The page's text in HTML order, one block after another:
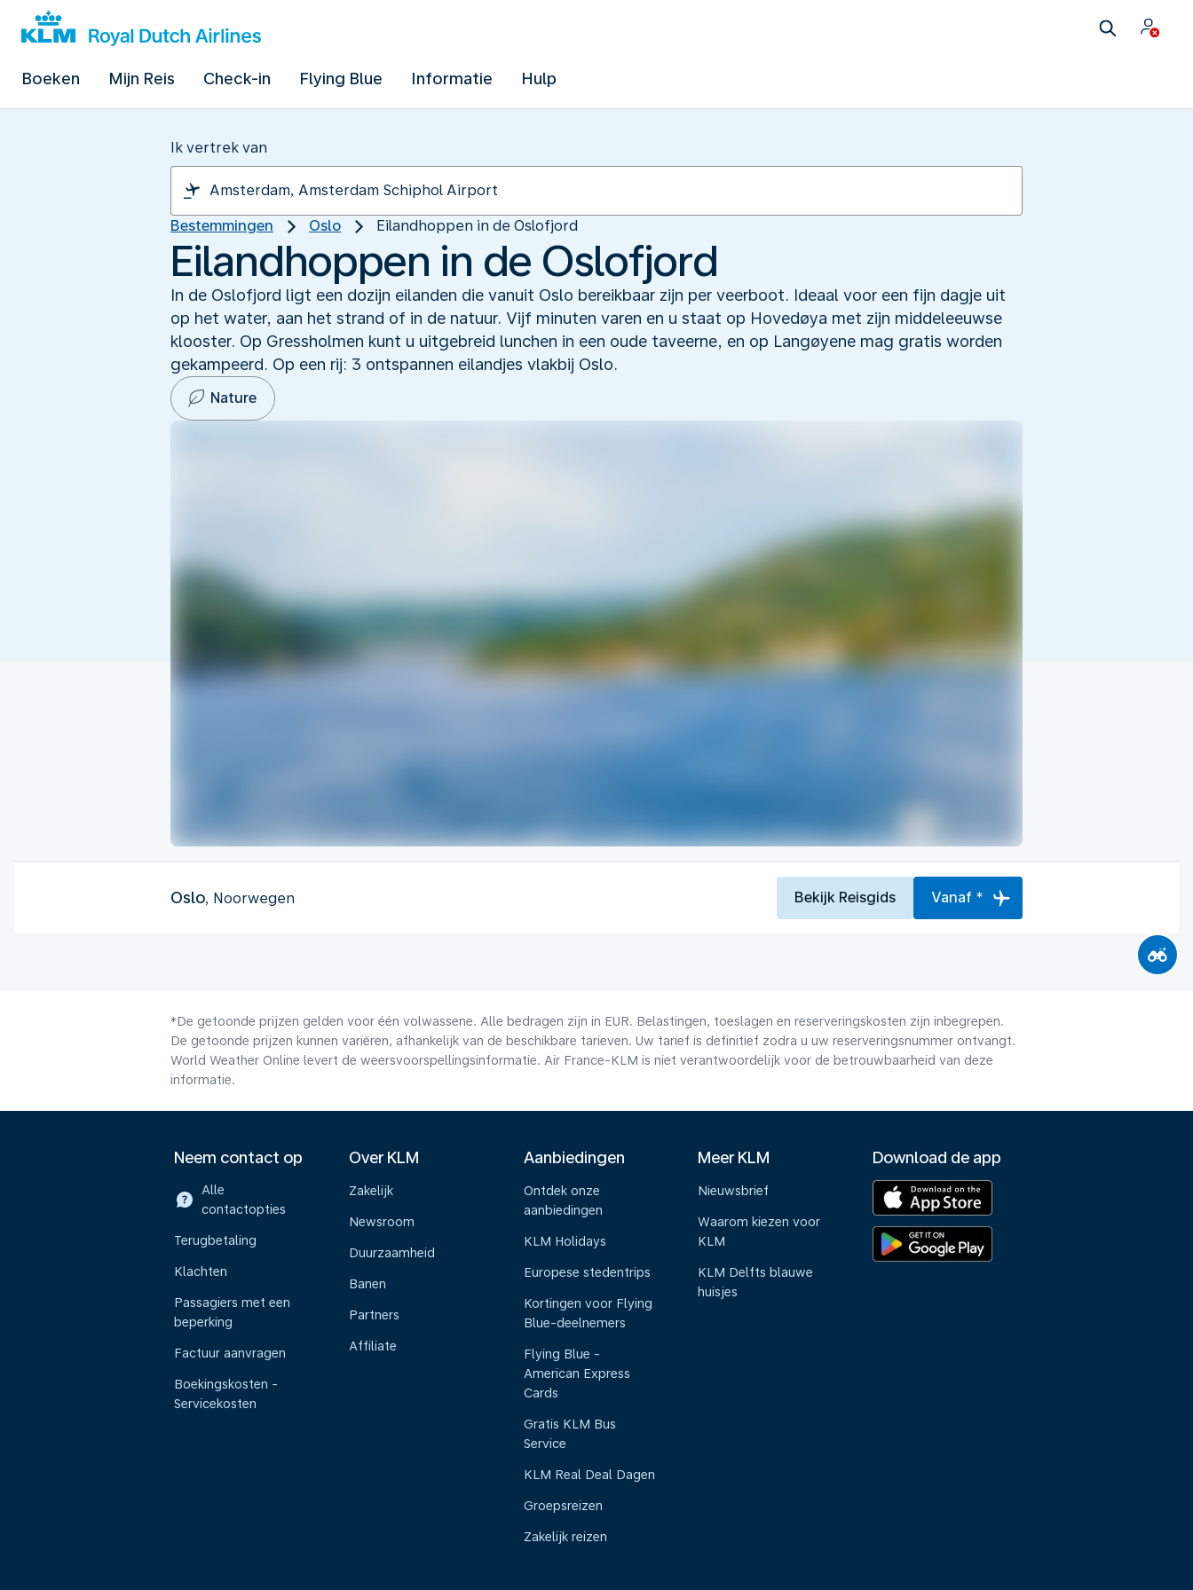
Boeken Mijn Reis Check-in Flying Blue Informatie Hulp
Ik vertrek van
Bestemmingen Oslo Eilandhoppen in de Oslofjord
Eilandhoppen in de Oslofjord
In de Oslofjord ligt een dozijn eilanden die vanuit Oslo bereikbaar zijn per veerboot. Ideaal voor een fijn dagje uit
op het water, aan het strand of in de natuur. Vijf minuten varen en u staat op Hovedøya met zijn middeleeuwse
klooster. Op Gressholmen kunt u uitgebreid lunchen in een oude taveerne, en op Langøyene mag gratis worden
gekampeerd. Op een rij: 3 ontspannen eilandjes vlakbij Oslo.
Nature
Oslo, Noorwegen Bekijk Reisgids Vanaf *
*De getoonde prijzen gelden voor één volwassene. Alle bedragen zijn in EUR. Belastingen, toeslagen en reserveringskosten zijn inbegrepen.
De getoonde prijzen kunnen variëren, afhankelijk van de beschikbare tarieven. Uw tarief is definitief zodra u uw reserveringsnummer ontvangt.
World Weather Online levert de weersvoorspellingsinformatie. Air France-KLM is niet verantwoordelijk voor de betrouwbaarheid van deze
informatie.
Neem contact op
Alle
contactopties
Terugbetaling
Klachten
Passagiers met een
beperking
Factuur aanvragen
Boekingskosten -
Servicekosten
Over KLM
Zakelijk
Newsroom
Duurzaamheid
Banen
Partners
Affiliate
Aanbiedingen
Ontdek onze
aanbiedingen
KLM Holidays
Europese stedentrips
Kortingen voor Flying
Blue-deelnemers
Flying Blue -
American Express
Cards
Gratis KLM Bus
Service
KLM Real Deal Dagen
Groepsreizen
Zakelijk reizen
Meer KLM
Nieuwsbrief
Waarom kiezen voor
KLM
KLM Delfts blauwe
huisjes
Download de app